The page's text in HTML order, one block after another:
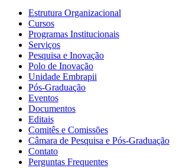
Estrutura Organizacional
Cursos
Programas Institucionais
Serviços
Pesquisa e Inovação
Polo de Inovação
Unidade Embrapii
Pós-Graduação
Eventos
Documentos
Editais
Comitês e Comissões
Câmara de Pesquisa e Pós-Graduação
Contato
Perguntas Frequentes